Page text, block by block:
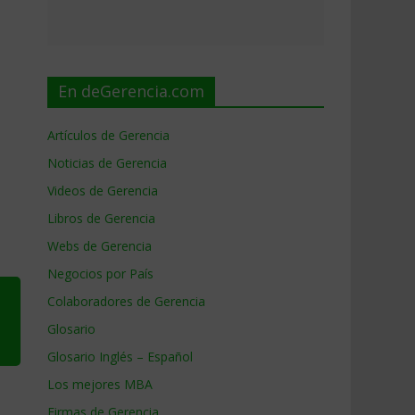
En deGerencia.com
Artículos de Gerencia
Noticias de Gerencia
Videos de Gerencia
Libros de Gerencia
Webs de Gerencia
Negocios por País
Colaboradores de Gerencia
Glosario
Glosario Inglés – Español
Los mejores MBA